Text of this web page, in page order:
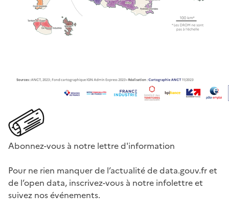
Abonnez-vous à notre lettre d'information
Pour ne rien manquer de l’actualité de data.gouv.fr et
de l’open data, inscrivez-vous à notre infolettre et
suivez nos événements.